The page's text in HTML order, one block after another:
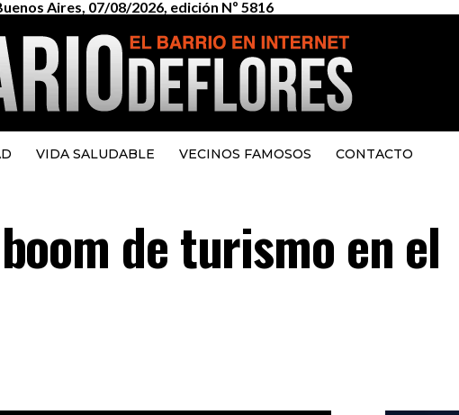
Aires, 07/08/2026, edición Nº 5816
VIDA SALUDABLE VECINOS FAMOSOS CONTACTO
de turismo en el